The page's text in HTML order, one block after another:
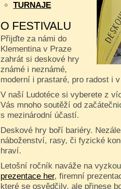
TURNAJE
O FESTIVALU
Přijďte za námi do
Klementina v Praze
zahrát si deskové hry
známé i neznámé,
moderní i prastaré, pro radost i
V naší Ludotéce si vyberete z
Vás mnoho soutěží od
s mezinárodní účastí.
Deskové hry boří bariéry.
náboženství, rasy, či fyzické
hraví.
Letošní ročník naváže na
prezentace her, firemní
které se osvědčily, ale přinese